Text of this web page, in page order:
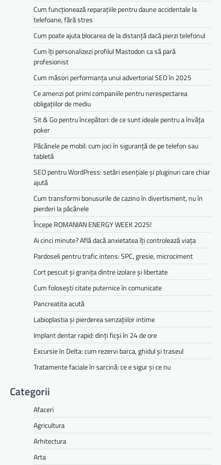
Cum funcționează reparațiile pentru daune accidentale la
telefoane, fără stres
Cum poate ajuta blocarea de la distanță dacă pierzi telefonul
Cum îți personalizezi profilul Mastodon ca să pară
profesionist
Cum măsori performanța unui advertorial SEO în 2025
Ce amenzi pot primi companiile pentru nerespectarea
obligațiilor de mediu­­
Sit & Go pentru începători: de ce sunt ideale pentru a învăța
poker
Păcănele pe mobil: cum joci în siguranță de pe telefon sau
tabletă
SEO pentru WordPress: setări esențiale și pluginuri care chiar
ajută
Cum transformi bonusurile de cazino în divertisment, nu în
pierderi la păcănele
Începe ROMANIAN ENERGY WEEK 2025!
Ai cinci minute? Află dacă anxietatea îți controlează viața
Pardoseli pentru trafic intens: SPC, gresie, microciment
Cort pescuit și granița dintre izolare și libertate
Cum folosești citate puternice în comunicate
Pancreatita acută
Labioplastia și pierderea senzațiilor intime
Implant dentar rapid: dinți ficși în 24 de ore
Excursie în Delta: cum rezervi barca, ghidul și traseul
Tratamente faciale în sarcină: ce e sigur și ce nu
Categorii
Afaceri
Agricultura
Arhitectura
Arta